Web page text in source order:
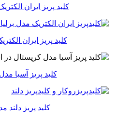
کلید پریز ایران
کلید پریز ایران
کلید پریز آسیا
کلید پریز دلند